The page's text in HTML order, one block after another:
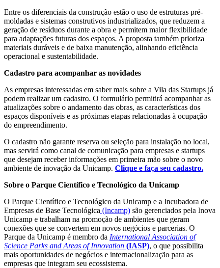
Entre os diferenciais da construção estão o uso de estruturas pré-
moldadas e sistemas construtivos industrializados, que reduzem a
geração de resíduos durante a obra e permitem maior flexibilidade
para adaptações futuras dos espaços. A proposta também prioriza
materiais duráveis e de baixa manutenção, alinhando eficiência
operacional e sustentabilidade.
Cadastro para acompanhar as novidades
As empresas interessadas em saber mais sobre a Vila das Startups já
podem realizar um cadastro. O formulário permitirá acompanhar as
atualizações sobre o andamento das obras, as características dos
espaços disponíveis e as próximas etapas relacionadas à ocupação
do empreendimento.
O cadastro não garante reserva ou seleção para instalação no local,
mas servirá como canal de comunicação para empresas e startups
que desejam receber informações em primeira mão sobre o novo
ambiente de inovação da Unicamp. Clique e faça seu cadastro.
Sobre o Parque Científico e Tecnológico da Unicamp
O Parque Científico e Tecnológico da Unicamp e a Incubadora de
Empresas de Base Tecnológica (Incamp) são gerenciados pela Inova
Unicamp e trabalham na promoção de ambientes que geram
conexões que se convertem em novos negócios e parcerias. O
Parque da Unicamp é membro da International Association of
Science Parks and Areas of Innovation (IASP), o que possibilita
mais oportunidades de negócios e internacionalização para as
empresas que integram seu ecossistema.